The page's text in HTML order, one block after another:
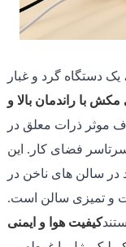
دستگاه گرد و غبار
مکش با راندمان بالا و
موثر ذرات معلق در
فضای کار. این
در سالن های ناخن در
و تمیزی سالن است.
کیفیت هوا و ایمنی